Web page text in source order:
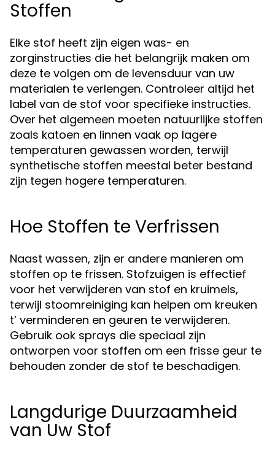
Stoffen
Elke stof heeft zijn eigen was- en
zorginstructies die het belangrijk maken om
deze te volgen om de levensduur van uw
materialen te verlengen. Controleer altijd het
label van de stof voor specifieke instructies.
Over het algemeen moeten natuurlijke stoffen
zoals katoen en linnen vaak op lagere
temperaturen gewassen worden, terwijl
synthetische stoffen meestal beter bestand
zijn tegen hogere temperaturen.
Hoe Stoffen te Verfrissen
Naast wassen, zijn er andere manieren om
stoffen op te frissen. Stofzuigen is effectief
voor het verwijderen van stof en kruimels,
terwijl stoomreiniging kan helpen om kreuken
t’ verminderen en geuren te verwijderen.
Gebruik ook sprays die speciaal zijn
ontworpen voor stoffen om een frisse geur te
behouden zonder de stof te beschadigen.
Langdurige Duurzaamheid
van Uw Stof